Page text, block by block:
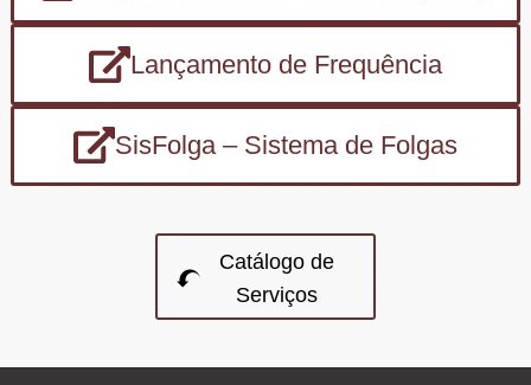
Lançamento de Frequência
SisFolga – Sistema de Folgas
Catálogo de
Serviços